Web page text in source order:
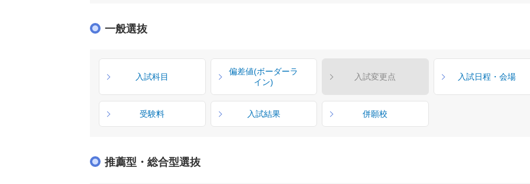
一般選抜
入試科目
偏差値(ボーダーラ
イン)
入試変更点 入試日程・会場
受験料 入試結果 併願校
推薦型・総合型選抜